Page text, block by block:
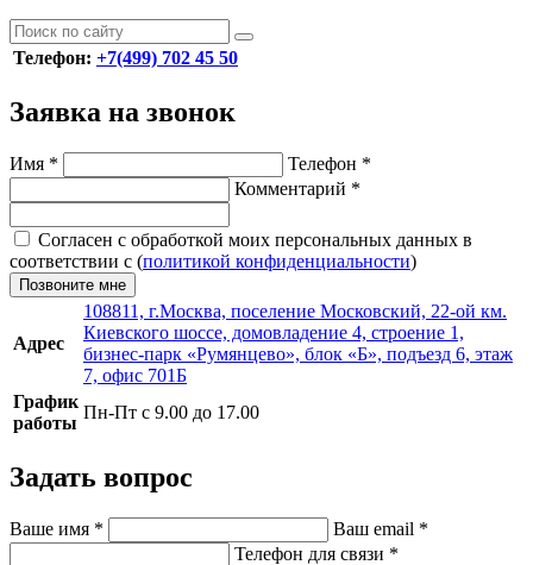
Телефон: +7(499) 702 45 50
Заявка на звонок
Имя * Телефон *
Комментарий *
Согласен с обработкой моих персональных данных в
соответствии с (политикой конфиденциальности)
Позвоните мне
Адрес
108811, г.Москва, поселение Московский, 22-ой км.
Киевского шоссе, домовладение 4, строение 1,
бизнес-парк «Румянцево», блок «Б», подъезд 6, этаж
7, офис 701Б
График
работы
Пн-Пт с 9.00 до 17.00
Задать вопрос
Ваше имя * Ваш email *
Телефон для связи *